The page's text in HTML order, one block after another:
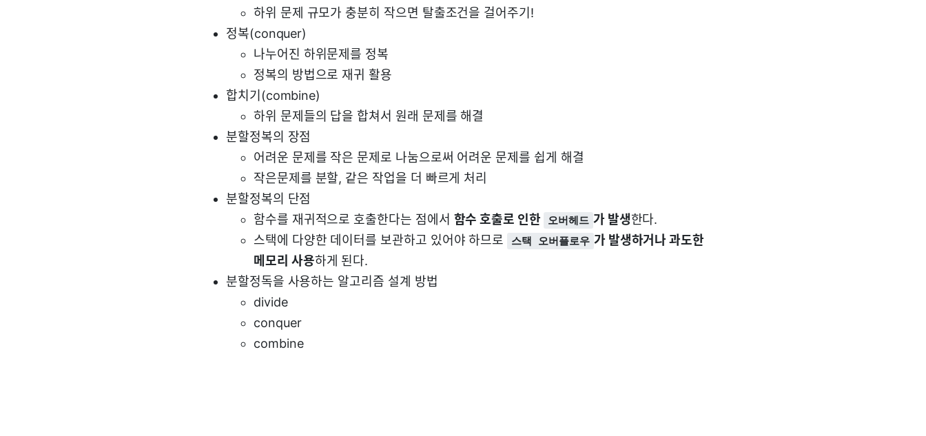
하위 문제 규모가 충분히 작으면 탈출조건을 걸어주기!
정복(conquer)
나누어진 하위문제를 정복
정복의 방법으로 재귀 활용
합치기(combine)
하위 문제들의 답을 합쳐서 원래 문제를 해결
분할정복의 장점
어려운 문제를 작은 문제로 나눔으로써 어려운 문제를 쉽게 해결
작은문제를 분할, 같은 작업을 더 빠르게 처리
분할정복의 단점
함수를 재귀적으로 호출한다는 점에서 함수 호출로 인한 오버헤드 가 발생한다.
스택에 다양한 데이터를 보관하고 있어야 하므로
스택 오버플로우 가 발생하거나 과도한
메모리 사용하게 된다.
분할정독을 사용하는 알고리즘 설계 방법
divide
conquer
combine